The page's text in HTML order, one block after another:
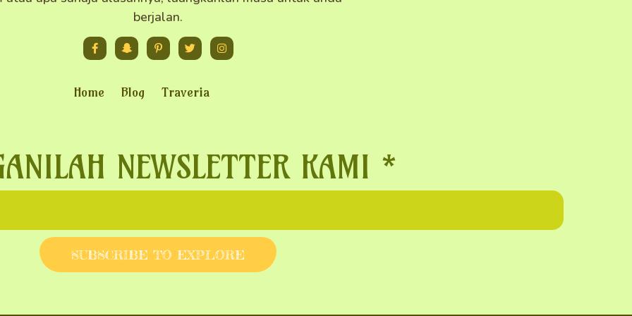
berjalan.
Home Blog Traveria
NEWSLETTER KAMI *
SUBSCRIBE TO EXPLORE